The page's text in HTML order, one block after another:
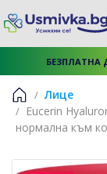
БЕЗПЛАТНА
Начало
Лице
Eucerin
нормална към